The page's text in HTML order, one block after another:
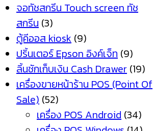
จอทัชสกรีน Touch screen ทัช
สกรีน (3)
ตู้คีออส kiosk (9)
ปริ้นเตอร์ Epson อิงค์เจ็ท (9)
ลิ้นชักเก็บเงิน Cash Drawer (19)
เครื่องขายหน้าร้าน POS (Point Of
Sale) (52)
เครื่อง POS Android (34)